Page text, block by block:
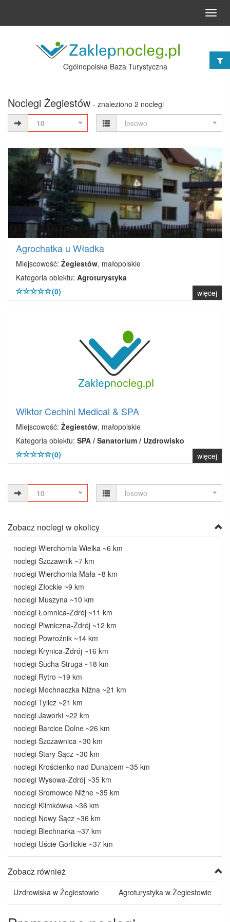
Ogólnopolska Baza Turystyczna
Noclegi Żegiestów - znaleziono 2 noclegi
10
losowo
Agrochatka u Władka
Miejscowość: Żegiestów, małopolskie
Kategoria obiektu: Agroturystyka
(0)
więcej
Wiktor Cechini Medical & SPA
Miejscowość: Żegiestów, małopolskie
Kategoria obiektu: SPA / Sanatorium / Uzdrowisko
(0)
więcej
10 losowo
Zobacz noclegi w okolicy
noclegi Wierchomla Wielka ~6 km
noclegi Szczawnik ~7 km
noclegi Wierchomla Mała ~8 km
noclegi Złockie ~9 km
noclegi Muszyna ~10 km
noclegi Łomnica-Zdrój ~11 km
noclegi Piwniczna-Zdrój ~12 km
noclegi Powroźnik ~14 km
noclegi Krynica-Zdrój ~16 km
noclegi Sucha Struga ~18 km
noclegi Rytro ~19 km
noclegi Mochnaczka Niżna ~21 km
noclegi Tylicz ~21 km
noclegi Jaworki ~22 km
noclegi Barcice Dolne ~26 km
noclegi Szczawnica ~30 km
noclegi Stary Sącz ~30 km
noclegi Krościenko nad Dunajcem ~35 km
noclegi Wysowa-Zdrój ~35 km
noclegi Sromowce Niżne ~35 km
noclegi Klimkówka ~36 km
noclegi Nowy Sącz ~36 km
noclegi Blechnarka ~37 km
noclegi Uście Gorlickie ~37 km
Zobacz również
Uzdrowiska w Żegiestowie Agroturystyka w Żegiestowie